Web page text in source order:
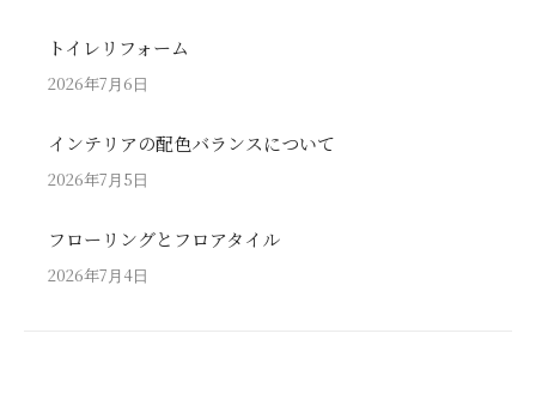
トイレリフォーム
2026年7月6日
インテリアの配色バランスについて
2026年7月5日
フローリングとフロアタイル
2026年7月4日